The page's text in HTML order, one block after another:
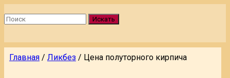
Искать
Главная / Ликбез / Цена полуторного кирпича